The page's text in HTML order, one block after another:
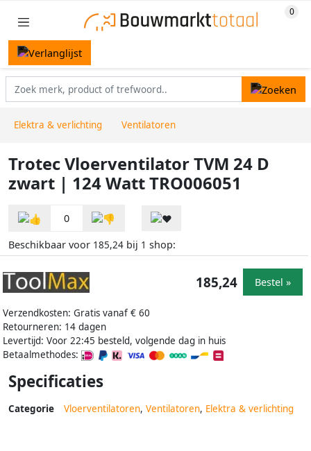
Elektra & verlichting Ventilatoren
Trotec Vloerventilator TVM 24 D
zwart | 124 Watt TRO006051
0
Beschikbaar voor 185,24 bij 1 shop:
Verzendkosten: Gratis vanaf € 60
Retourneren: 14 dagen
Levertijd: Voor 22:45 besteld, volgende dag in huis
Betaalmethodes:
185,24 Bestel »
Specificaties
Categorie Vloerventilatoren, Ventilatoren, Elektra & verlichting